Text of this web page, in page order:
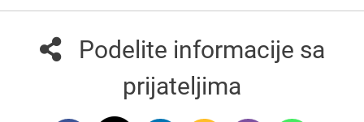
Podelite informacije sa
prijateljima